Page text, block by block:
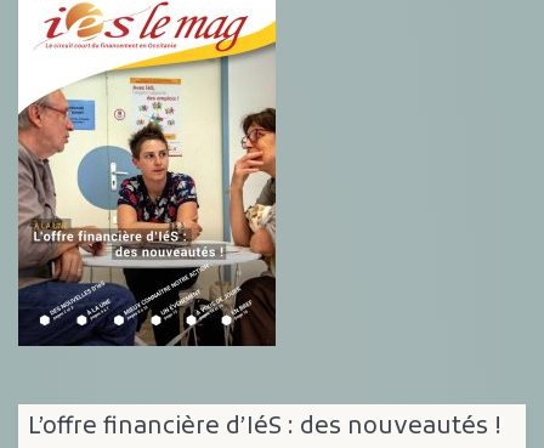
L’offre financière d’IéS : des nouveautés !